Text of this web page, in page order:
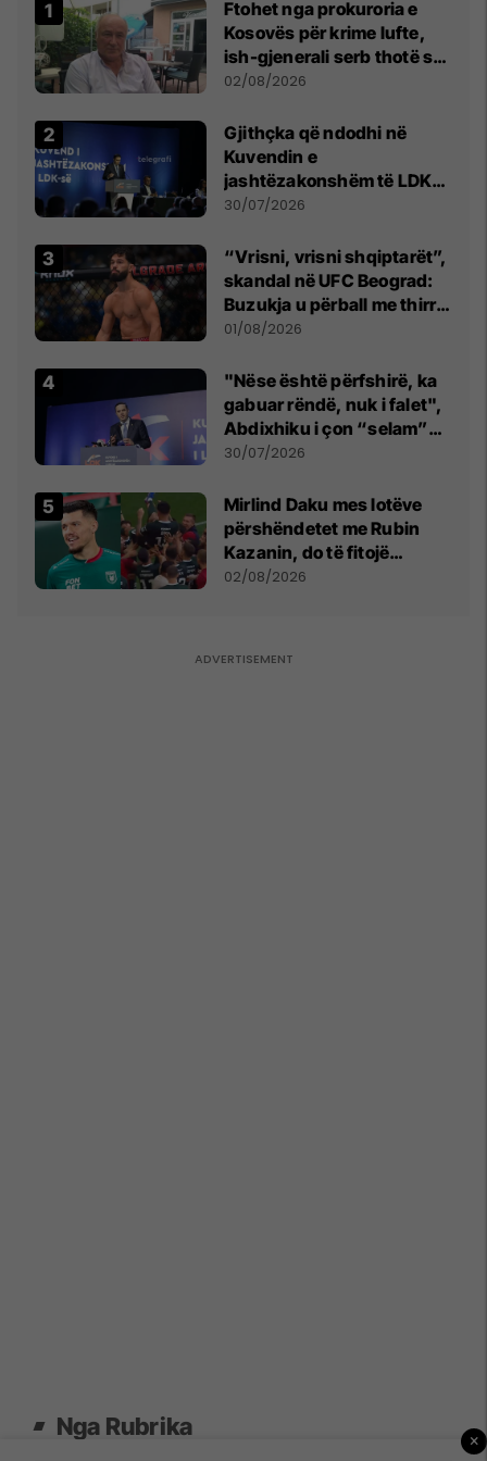
Ftohet nga prokuroria e
Kosovës për krime lufte,
ish-gjenerali serb thotë se
dikush e tradhtoi në
02/08/2026
Gjithçka që ndodhi në
Kuvendin e
jashtëzakonshëm të LDK-
së
30/07/2026
“Vrisni, vrisni shqiptarët”,
skandal në UFC Beograd:
Buzukja u përball me thirrje
anti-shqiptare nga
01/08/2026
"Nëse është përfshirë, ka
gabuar rëndë, nuk i falet",
Abdixhiku i çon “selam”
Përparim Ramës
30/07/2026
Mirlind Daku mes lotëve
përshëndetet me Rubin
Kazanin, do të fitojë
miliona te Spartak Moska
02/08/2026
Nga Rubrika
×